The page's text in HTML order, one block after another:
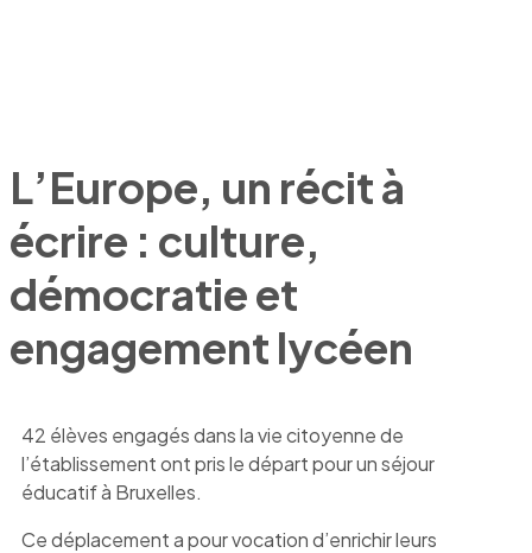
L’Europe, un récit à
écrire : culture,
démocratie et
engagement lycéen
42 élèves engagés dans la vie citoyenne de
l’établissement ont pris le départ pour un séjour
éducatif à Bruxelles.
Ce déplacement a pour vocation d’enrichir leurs